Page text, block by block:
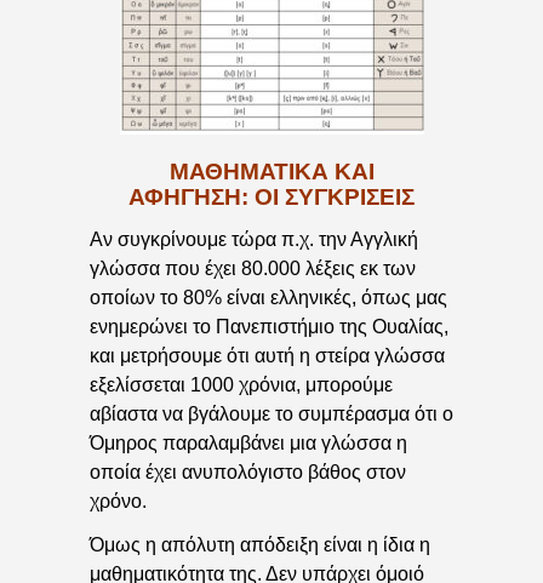
ΜΑΘΗΜΑΤΙΚΆ ΚΑΙ
ΑΦΉΓΗΣΗ: ΟΙ ΣΥΓΚΡΊΣΕΙΣ
Αν συγκρίνουμε τώρα π.χ. την Αγγλική
γλώσσα που έχει 80.000 λέξεις εκ των
οποίων το 80% είναι ελληνικές, όπως μας
ενημερώνει το Πανεπιστήμιο της Ουαλίας,
και μετρήσουμε ότι αυτή η στείρα γλώσσα
εξελίσσεται 1000 χρόνια, μπορούμε
αβίαστα να βγάλουμε το συμπέρασμα ότι ο
Όμηρος παραλαμβάνει μια γλώσσα η
οποία έχει ανυπολόγιστο βάθος στον
χρόνο.
Όμως η απόλυτη απόδειξη είναι η ίδια η
μαθηματικότητα της. Δεν υπάρχει όμοιό